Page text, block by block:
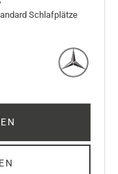
Schlafplätze